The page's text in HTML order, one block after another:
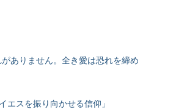
ありません。全き愛は恐れを締め
エスを振り向かせる信仰」